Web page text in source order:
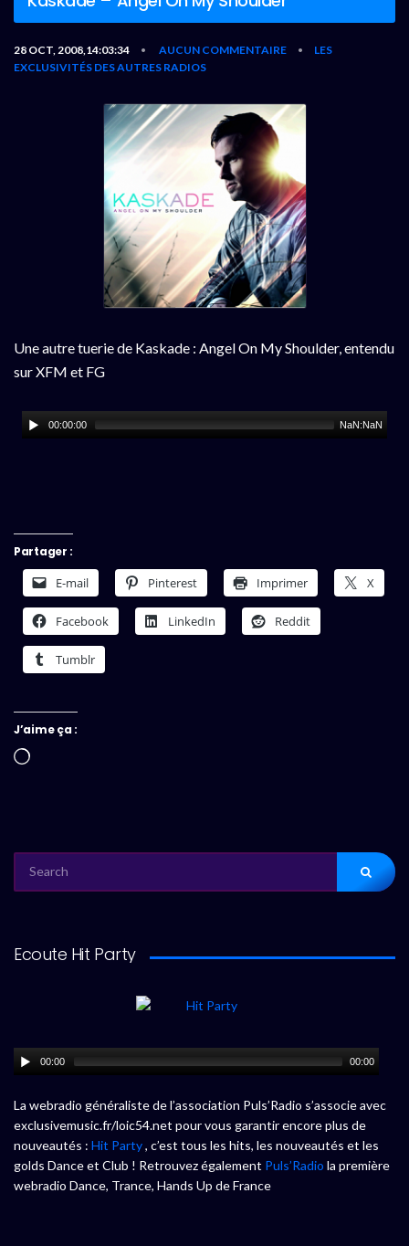
28 OCT, 2008,14:03:34 • AUCUN COMMENTAIRE •
LES
EXCLUSIVITÉS DES AUTRES RADIOS
Une autre tuerie de Kaskade : Angel On My Shoulder, entendu
sur XFM et FG
00:00:00 NaN:NaN
Partager :
E-mail Pinterest Imprimer X
Facebook LinkedIn Reddit
Tumblr
J’aime ça :
Chargement…
FOR:
Ecoute Hit Party
00:00 00:00
La webradio généraliste de l’association Puls’Radio s’associe avec
exclusivemusic.fr/loic54.net pour vous garantir encore plus de
nouveautés : Hit Party, c’est tous les hits, les nouveautés et les
golds Dance et Club ! Retrouvez également Puls’Radio la première
webradio Dance, Trance, Hands Up de France